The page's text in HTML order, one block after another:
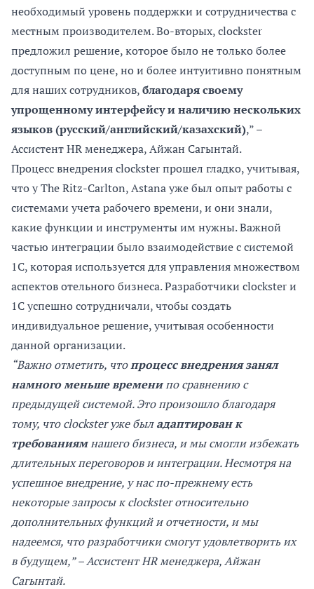
необходимый уровень поддержки и сотрудничества с
местным производителем. Во-вторых, clockster
предложил решение, которое было не только более
доступным по цене, но и более интуитивно понятным
для наших сотрудников,благодаря своему
упрощенному интерфейсу и наличию нескольких
языков (русский/английский/казахский),” –
Ассистент HR менеджера, Айжан Сагынтай.
Процесс внедрения clockster прошел гладко, учитывая,
что у The Ritz-Carlton, Astana уже был опыт работы с
системами учета рабочего времени, и они знали,
какие функции и инструменты им нужны. Важной
частью интеграции было взаимодействие с системой
1С, которая используется для управления множеством
аспектов отельного бизнеса. Разработчики clockster и
1С успешно сотрудничали, чтобы создать
индивидуальное решение, учитывая особенности
данной организации.
“Важно отметить, чтопроцесс внедрения занял
намного меньше временипо сравнению с
предыдущей системой. Это произошло благодаря
тому, что clockster уже быладаптирован к
требованиямнашего бизнеса, и мы смогли избежать
длительных переговоров и интеграции. Несмотря на
успешное внедрение, у нас по-прежнему есть
некоторые запросы к clockster относительно
дополнительных функций и отчетности, и мы
надеемся, что разработчики смогут удовлетворить их
в будущем,” – Ассистент HR менеджера, Айжан
Сагынтай.